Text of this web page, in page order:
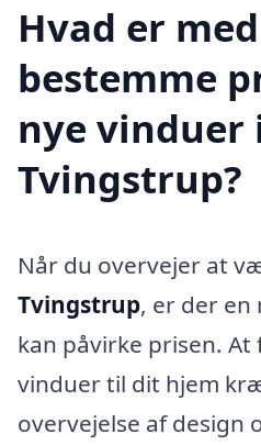
Hvad er
bestemme
nye vinduer
Tvingstrup?
Når du overvejer at
Tvingstrup, er der
kan påvirke prisen.
vinduer til dit hjem
overvejelse af design